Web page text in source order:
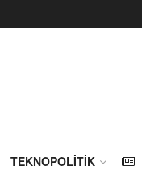
TEKNOPOLITIK